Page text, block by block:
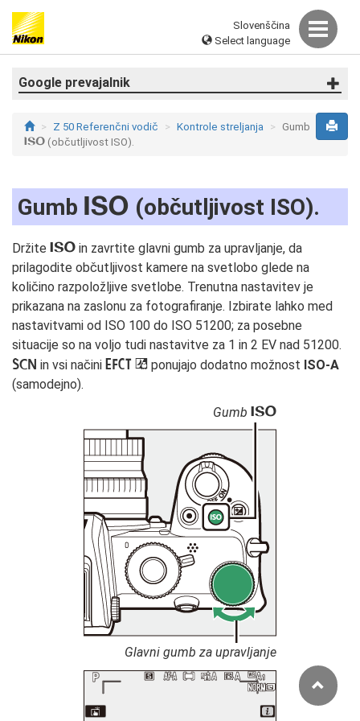
Slovenščina
Select language
Google prevajalnik
Z 50 Referenčni vodič Kontrole streljanja Gumb
S (občutljivost ISO).
Gumb S (občutljivost ISO).
Držite S in zavrtite glavni gumb za upravljanje, da
prilagodite občutljivost kamere na svetlobo glede na
količino razpoložljive svetlobe. Trenutna nastavitev je
prikazana na zaslonu za fotografiranje. Izbirate lahko med
nastavitvami od ISO 100 do ISO 51200; za posebne
situacije so na voljo tudi nastavitve za 1 in 2 EV nad 51200.
h in vsi načini q 4 ponujajo dodatno možnost ISO-A
(samodejno).
Gumb S
Glavni gumb za upravljanje